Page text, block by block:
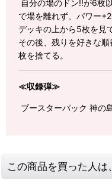
自分の場のドン!!が6枚
で場を離れず、パワー
デッキの上から5枚を見
その後、残りを好きな
枚を捨てる。
≪収録弾≫
ブースターパック 神の
この商品を買った人